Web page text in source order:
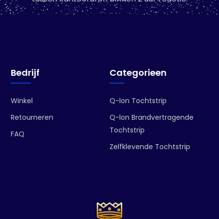
Categorieen
Q-lon Tochtstrip
Q-lon Brandvertragende
Tochtstrip
Zelfklevende Tochtstrip
Bedrijf
Winkel
Retourneren
FAQ